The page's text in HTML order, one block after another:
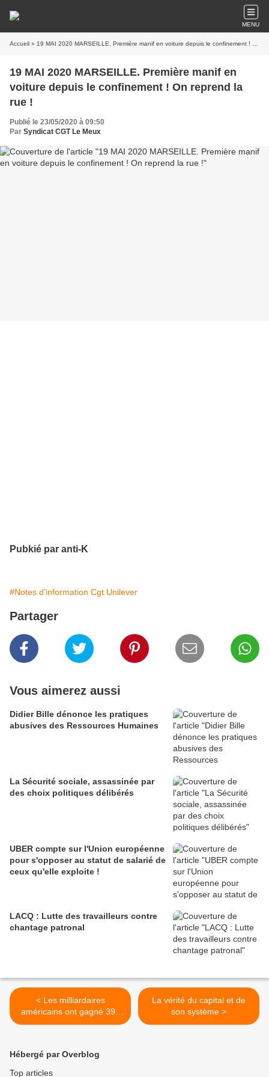
MENU
Accueil » 19 MAI 2020 MARSEILLE. Première manif en voiture depuis le confinement ! On reprend la rue !
19 MAI 2020 MARSEILLE. Première manif en
voiture depuis le confinement ! On reprend la
rue !
Publié le 23/05/2020 à 09:50
Par Syndicat CGT Le Meux
Pubkié par anti-K
#Notes d'information Cgt Unilever
Partager
Vous aimerez aussi
Didier Bille dénonce les pratiques
abusives des Ressources Humaines
La Sécurité sociale, assassinée par
des choix politiques délibérés
UBER compte sur l'Union européenne
pour s'opposer au statut de salarié de
ceux qu'elle exploite !
LACQ : Lutte des travailleurs contre
chantage patronal
< Les milliardaires
américains ont gagné 398
milliards pendant la
La vérité du capital et de
son système >
Hébergé par Overblog
Top articles